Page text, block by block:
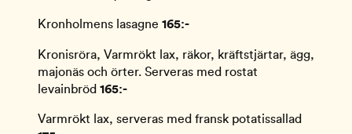
Kronholmens lasagne 165:-
Kronisröra, Varmrökt lax, räkor, kräftstjärtar, ägg,
majonäs och örter. Serveras med rostat
levainbröd 165:-
Varmrökt lax, serveras med fransk potatissallad